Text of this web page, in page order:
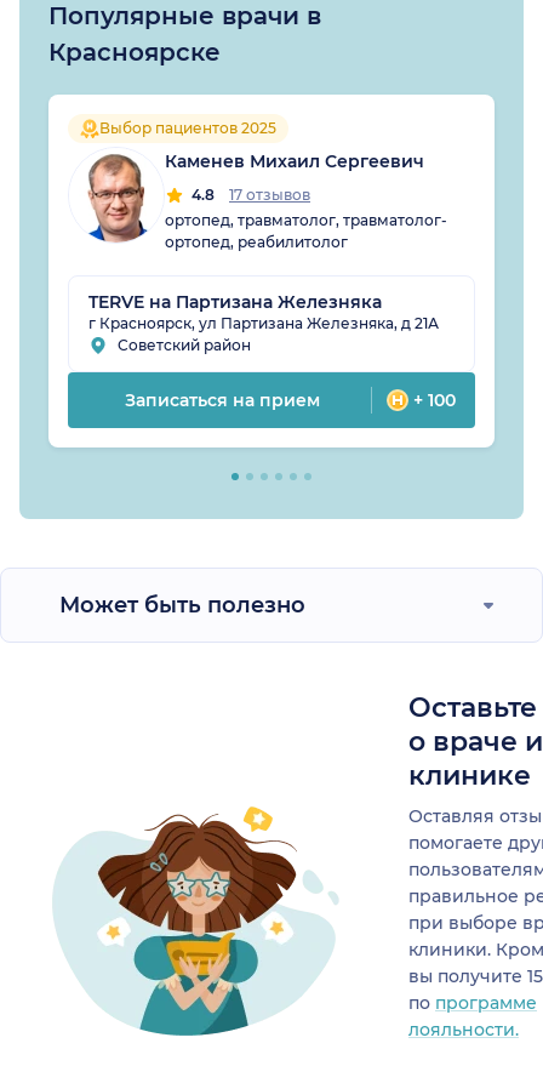
Популярные врачи в
Красноярске
Выбор пациентов 2025
Каменев Михаил Сергеевич
4.8
17 отзывов
ортопед, травматолог, травматолог-
ортопед, реабилитолог
TERVE на Партизана Железняка
г Красноярск, ул Партизана Железняка, д 21А
Советский район
Записаться на прием + 100
Может быть полезно
о враче
клинике
Оставляя
помогаете
правильное
при выборе
клиники.
вы получите
по программе
лояльности.